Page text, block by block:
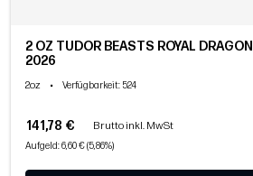
2 OZ TUDOR BEASTS ROYAL
2026
2oz • Verfügbarkeit: 524
141,78 € Brutto inkl. MwSt
Aufgeld: 6,60 € (5,86%)